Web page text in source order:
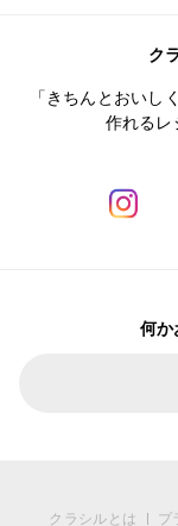
ク
「きちんとおいし
作れるレ
何か
クラシルとは プ